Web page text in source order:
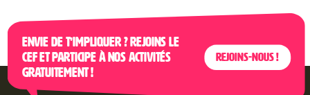
Envie de t’impliquer ? Rejoins le
CEF et participe à nos activités
gratuitement !
Rejoins-nous !